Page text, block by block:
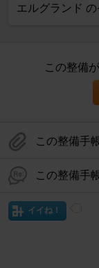
エルグランド
この整備
この整備手
この整備手
イイね！